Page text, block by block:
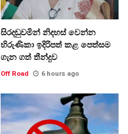
සිරදඬුවමින් නිදහස් වෙන්න
හිරුණිකා ඉදිරිපත් කළ පෙත්සම
ගැන ගත් තීන්දුව
Off Road 6 hours ago